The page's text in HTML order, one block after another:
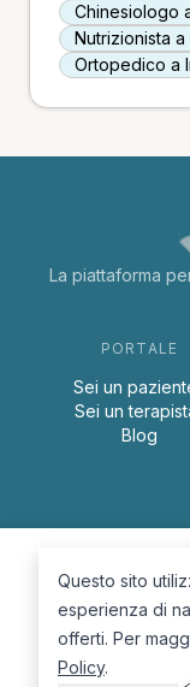
Chinesiologo
Nutrizionista a
Ortopedico a
La piattaforma
PORTALE
Sei un
Sei un
Blog
Questo sito
esperienza di
offerti. Per
Policy.